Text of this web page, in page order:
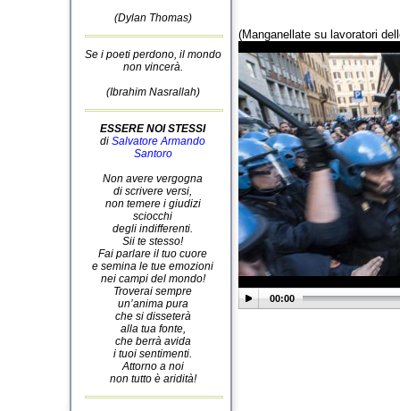
(Dylan Thomas)
Se i poeti perdono, il mondo
non vincerà.
(Ibrahim Nasrallah)
ESSERE NOI STESSI
di Salvatore Armando
Santoro
Non avere vergogna
di scrivere versi,
non temere i giudizi
sciocchi
degli indifferenti.
Sii te stesso!
Fai parlare il tuo cuore
e semina le tue emozioni
nei campi del mondo!
Troverai sempre
un’anima pura
che si disseterà
alla tua fonte,
che berrà avida
i tuoi sentimenti.
Attorno a noi
non tutto è aridità!
(Manganellate su lavoratori
00:00